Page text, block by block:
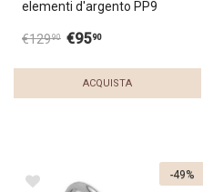
elementi d'argento PP9
€12990 €9590
ACQUISTA
-49%